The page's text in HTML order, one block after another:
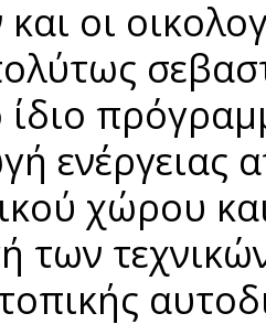
οι
ενέργειας
χώρου
των